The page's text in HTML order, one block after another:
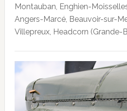
Montauban, Enghien-
Angers-Marcé, Beauvoir-sur-
Villepreux, Headcorn (Grande-